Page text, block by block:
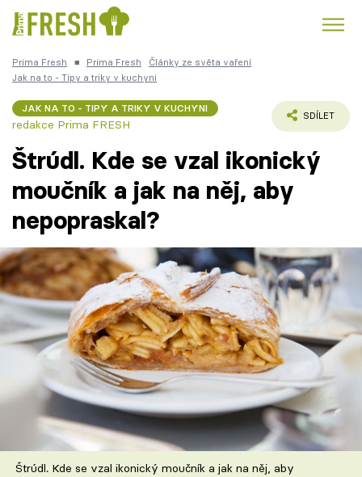
Trendy: Kuře Polévky k večeři
Česká kuchyně Čokoláda
Témata
Recepty
Články
TV Program
Škola vaření
Recepty z TV
Speciál: Cuketa
Prima Fresh ■ Prima Fresh
Články ze světa vaření
Jak na to - Tipy a triky v kuchyni
JAK NA TO - TIPY A TRIKY V KUCHYNI
redakce Prima FRESH
SDÍLET
Štrúdl. Kde se vzal ikonický
moučník a jak na něj, aby
nepopraskal?
Štrúdl. Kde se vzal ikonický moučník a jak na něj, aby